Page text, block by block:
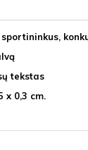
tekstas
x 0,3 cm.